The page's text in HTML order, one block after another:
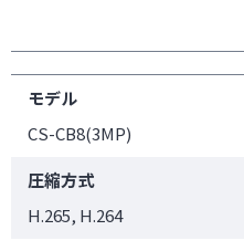
モデル
CS-CB8(3MP)
圧縮方式
H.265, H.264